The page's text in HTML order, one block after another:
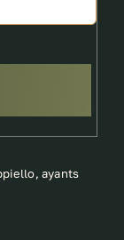
ayants